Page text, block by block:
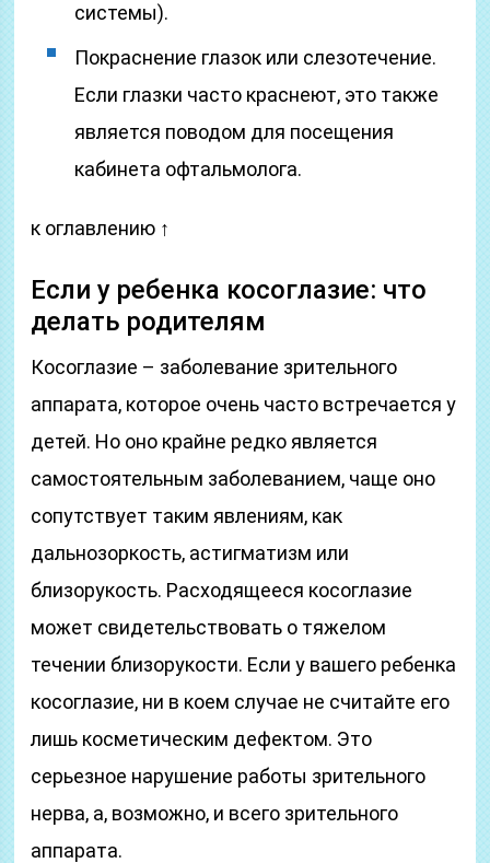
системы).
Покраснение глазок или слезотечение.
Если глазки часто краснеют, это также
является поводом для посещения
кабинета офтальмолога.
к оглавлению ↑
Если у ребенка косоглазие: что
делать родителям
Косоглазие – заболевание зрительного
аппарата, которое очень часто встречается у
детей. Но оно крайне редко является
самостоятельным заболеванием, чаще оно
сопутствует таким явлениям, как
дальнозоркость, астигматизм или
близорукость. Расходящееся косоглазие
может свидетельствовать о тяжелом
течении близорукости. Если у вашего ребенка
косоглазие, ни в коем случае не считайте его
лишь косметическим дефектом. Это
серьезное нарушение работы зрительного
нерва, а, возможно, и всего зрительного
аппарата.